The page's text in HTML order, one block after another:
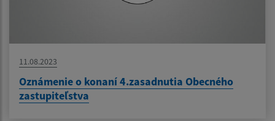
11.08.2023
Oznámenie o konaní 4.zasadnutia Obecného
zastupiteľstva